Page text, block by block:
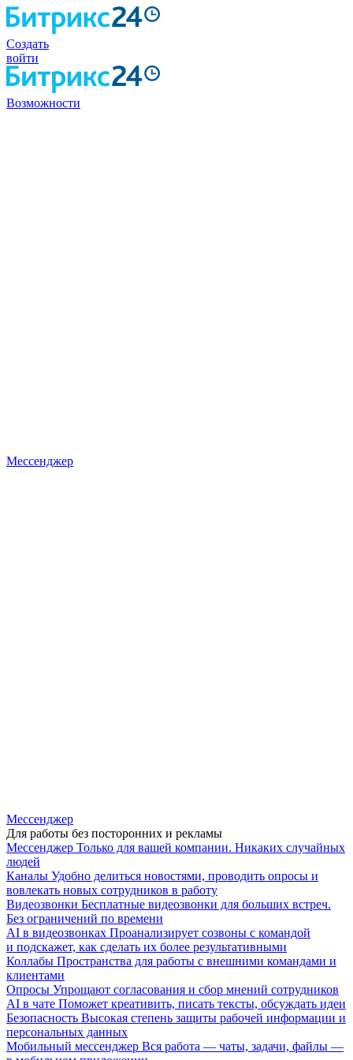
Создать
войти
Возможности
Мессенджер
Мессенджер
Для работы без посторонних и рекламы
Мессенджер Только для вашей компании. Никаких случайных
людей
Каналы Удобно делиться новостями, проводить опросы и
вовлекать новых сотрудников в работу
Видеозвонки Бесплатные видеозвонки для больших встреч.
Без ограничений по времени
AI в видеозвонках Проанализирует созвоны с командой
и подскажет, как сделать их более результативными
Коллабы Пространства для работы с внешними командами и
клиентами
Опросы Упрощают согласования и сбор мнений сотрудников
AI в чате Поможет креативить, писать тексты, обсуждать идеи
Безопасность Высокая степень защиты рабочей информации и
персональных данных
Мобильный мессенджер Вся работа — чаты, задачи, файлы —